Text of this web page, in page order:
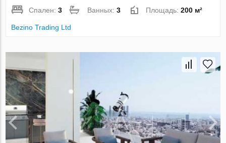
Спален:3 Ванных:3 Площадь:200 м²
Bezino Trading Ltd